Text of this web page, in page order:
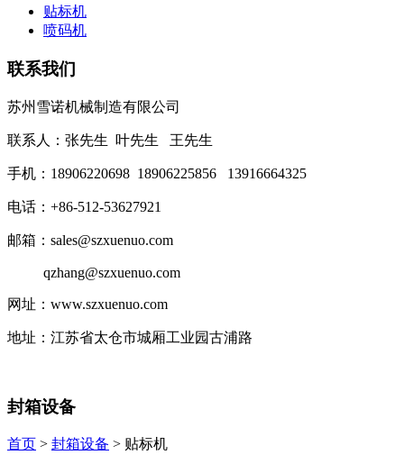
贴标机
喷码机
联系我们
苏州雪诺机械制造有限公司
联系人：张先生 叶先生 王先生
手机：18906220698 18906225856 13916664325
电话：+86-512-53627921
邮箱：sales@szxuenuo.com
qzhang@szxuenuo.com
网址：www.szxuenuo.com
地址：江苏省太仓市城厢工业园古浦路
封箱设备
首页 > 封箱设备 > 贴标机